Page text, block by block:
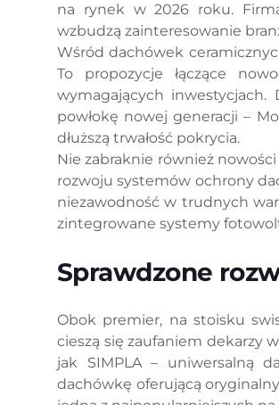
na rynek w 2026 roku.
wzbudzą zainteresowanie
Wśród dachówek
To propozycje łączące
wymagających
powłokę nowej generacji –
dłuższą trwałość pokrycia.
Nie zabraknie również
rozwoju systemów ochrony
niezawodność w trudnych
zintegrowane systemy
Sprawdzone
Obok premier, na stoisku
cieszą się zaufaniem dekarzy
jak SIMPLA – uniwersalną
dachówkę oferującą